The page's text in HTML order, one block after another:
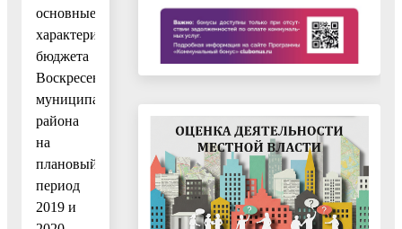
основные
характеристики
бюджета
Воскресенского
муниципального
района
на
плановый
период
2019 и